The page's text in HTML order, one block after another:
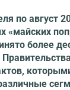
по август
«майских
более